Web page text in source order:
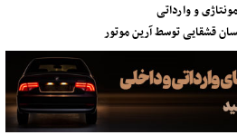
و وارداتی
قشقایی توسط آرین موتور